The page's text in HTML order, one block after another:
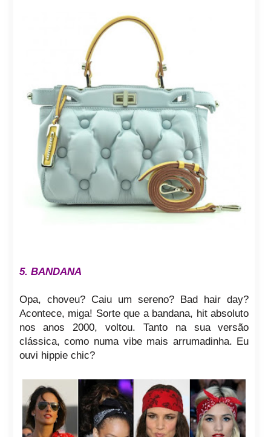
5. BANDANA
Opa, choveu? Caiu um sereno? Bad hair day?
Acontece, miga! Sorte que a bandana, hit absoluto
nos anos 2000, voltou. Tanto na sua versão
clássica, como numa vibe mais arrumadinha. Eu
ouvi hippie chic?